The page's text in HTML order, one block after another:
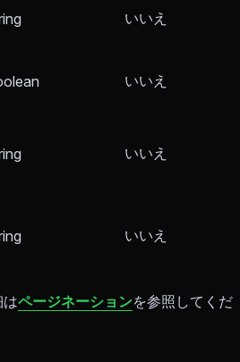
いいえ
いいえ
いいえ
いいえ
ページネーションを参照してくだ